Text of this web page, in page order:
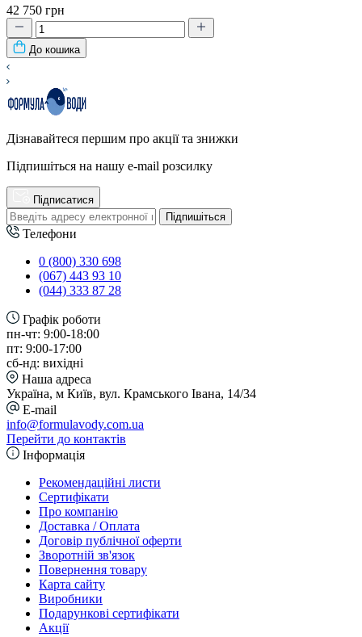
42 750 грн
До кошика
Дізнавайтеся першим про акції та знижки
Підпишіться на нашу e-mail розсилку
Підписатися
Підпишіться
Телефони
0 (800) 330 698
(067) 443 93 10
(044) 333 87 28
Графік роботи
пн-чт: 9:00-18:00
пт: 9:00-17:00
сб-нд: вихідні
Наша адреса
Україна, м Київ, вул. Крамського Івана, 14/34
E-mail
info@formulavody.com.ua
Перейти до контактів
Інформація
Рекомендаційні листи
Сертифікати
Про компанію
Доставка / Оплата
Договір публічної оферти
Зворотній зв'язок
Повернення товару
Карта сайту
Виробники
Подарункові сертифікати
Акції